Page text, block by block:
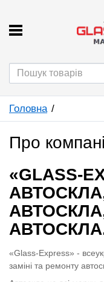
Головна
Про
«GLASS-
«Glass-Express» -
заміні та ремонту